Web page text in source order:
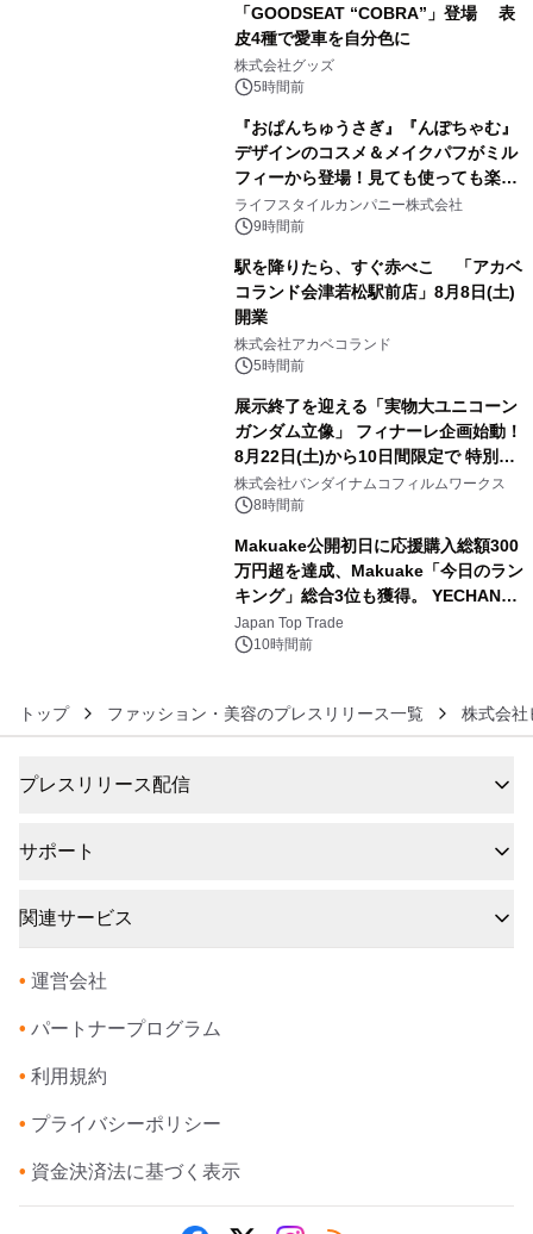
「GOODSEAT “COBRA”」登場 表
皮4種で愛車を自分色に
株式会社グッズ
5時間前
『おぱんちゅうさぎ』『んぽちゃむ』
デザインのコスメ＆メイクパフがミル
フィーから登場！見ても使っても楽し
い、ポップでキュートなコレクショ
ン。
ライフスタイルカンパニー株式会社
9時間前
駅を降りたら、すぐ赤べこ 「アカベ
コランド会津若松駅前店」8月8日(土)
開業
株式会社アカベコランド
5時間前
展示終了を迎える「実物大ユニコーン
ガンダム立像」 フィナーレ企画始動！
8月22日(土)から10日間限定で 特別映
像『UNICORN GUNDAM Statue ―
BEYOND POSSIBILITY ―』を上映！
株式会社バンダイナムコフィルムワークス
8時間前
Makuake公開初日に応援購入総額300
万円超を達成、Makuake「今日のラン
キング」総合3位も獲得。 YECHAN音
浴シンギングボウル第2弾の大型サイ
ズ（XL・2XL・3XL）を先行販売中
Japan Top Trade
10時間前
トップ ファッション・美容のプレスリリース一覧 株式会社
プレスリリース配信
サポート
関連サービス
• 運営会社
• パートナープログラム
• 利用規約
• プライバシーポリシー
• 資金決済法に基づく表示